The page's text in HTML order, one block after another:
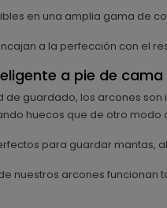
en una amplia gama de
a la perfección con el
a pie de cama
guardado, los arcones
huecos que de otro modo
para guardar mantas,
nuestros arcones